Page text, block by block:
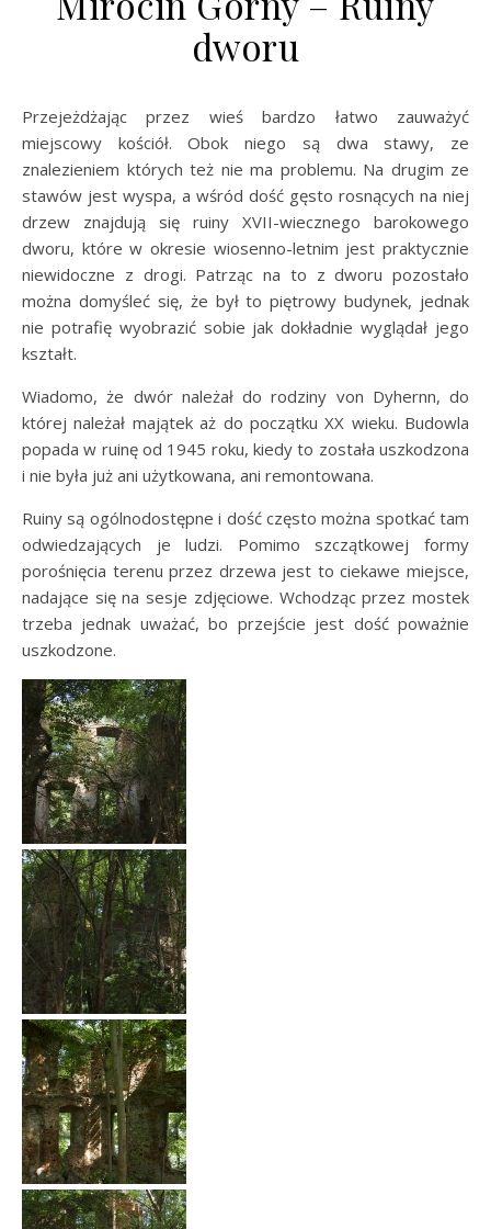
dworu
Przejeżdżając przez wieś bardzo łatwo zauważyć
miejscowy kościół. Obok niego są dwa stawy, ze
znalezieniem których też nie ma problemu. Na drugim ze
stawów jest wyspa, a wśród dość gęsto rosnących na niej
drzew znajdują się ruiny XVII-wiecznego barokowego
dworu, które w okresie wiosenno-letnim jest praktycznie
niewidoczne z drogi. Patrząc na to z dworu pozostało
można domyśleć się, że był to piętrowy budynek, jednak
nie potrafię wyobrazić sobie jak dokładnie wyglądał jego
kształt.
Wiadomo, że dwór należał do rodziny von Dyhernn, do
której należał majątek aż do początku XX wieku. Budowla
popada w ruinę od 1945 roku, kiedy to została uszkodzona
i nie była już ani użytkowana, ani remontowana.
Ruiny są ogólnodostępne i dość często można spotkać tam
odwiedzających je ludzi. Pomimo szczątkowej formy
porośnięcia terenu przez drzewa jest to ciekawe miejsce,
nadające się na sesje zdjęciowe. Wchodząc przez mostek
trzeba jednak uważać, bo przejście jest dość poważnie
uszkodzone.